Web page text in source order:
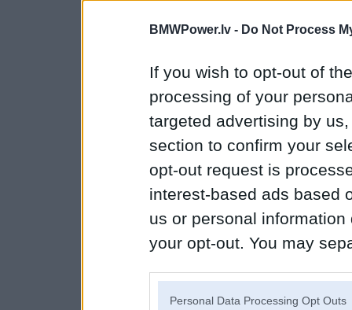
BMWPower.lv - Do Not Process
If you wish to opt-out of
processing of your
targeted advertising by
section to confirm your
opt-out request is
interest-based ads based
us or personal
your opt-out. You may
Personal Data Processing Opt Outs